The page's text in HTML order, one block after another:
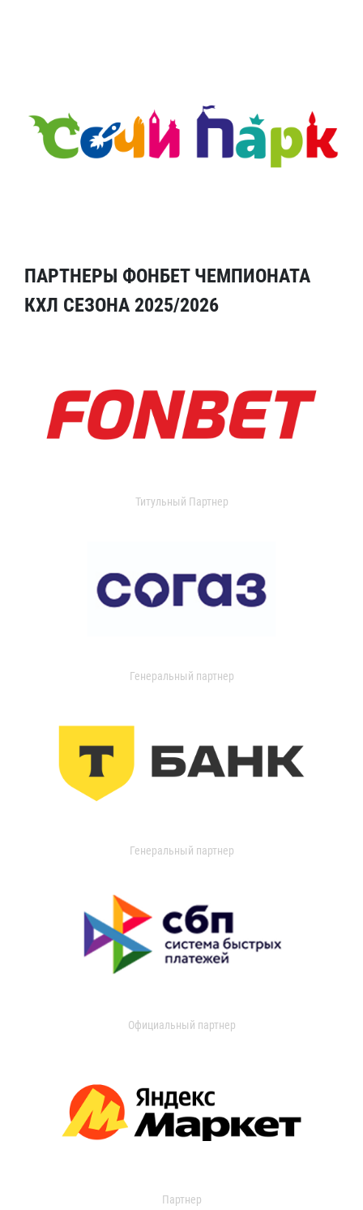
ПАРТНЕРЫ ФОНБЕТ ЧЕМПИОНАТА
КХЛ СЕЗОНА 2025/2026
Титульный Партнер
Генеральный партнер
Генеральный партнер
Официальный партнер
Партнер